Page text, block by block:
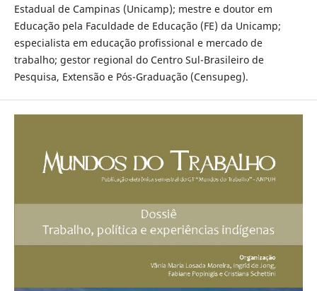
Estadual de Campinas (Unicamp); mestre e doutor em
Educação pela Faculdade de Educação (FE) da Unicamp;
especialista em educação profissional e mercado de
trabalho; gestor regional do Centro Sul-Brasileiro de
Pesquisa, Extensão e Pós-Graduação (Censupeg).